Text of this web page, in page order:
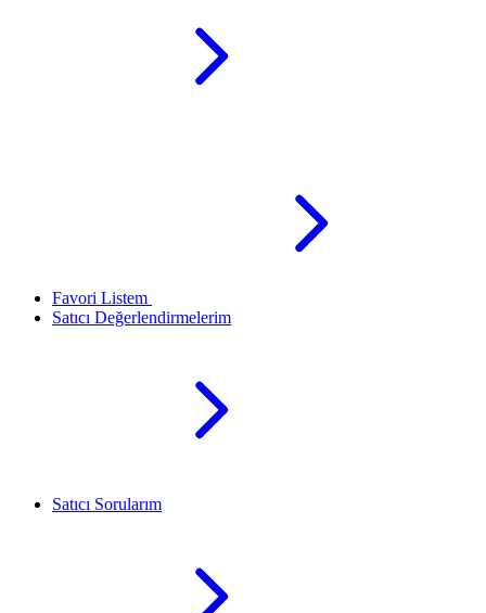
Favori Listem
Satıcı Değerlendirmelerim
Satıcı Sorularım